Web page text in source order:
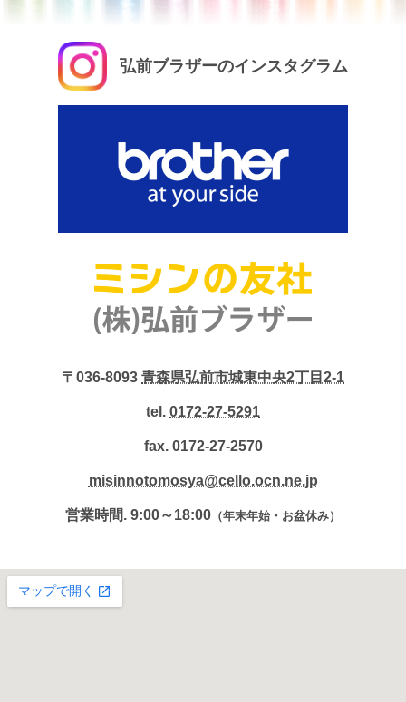
弘前ブラザーのインスタグラム
〒036-8093 青森県弘前市城東中央2丁目2-1
tel. 0172-27-5291
fax. 0172-27-2570
misinnotomosya@cello.ocn.ne.jp
営業時間. 9:00～18:00 （年末年始・お盆休み）